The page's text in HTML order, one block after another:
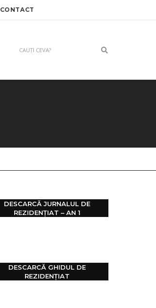
CONTACT
Search
DESCARCĂ JURNALUL DE
REZIDENȚIAT – AN 1
DESCARCĂ GHIDUL DE
REZIDENȚIAT